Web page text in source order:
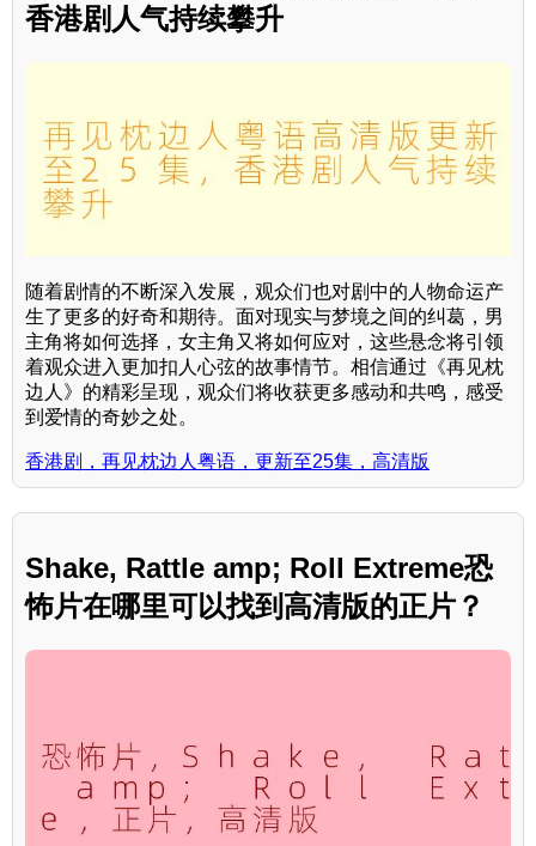
香港剧人气持续攀升
随着剧情的不断深入发展，观众们也对剧中的人物命运产
生了更多的好奇和期待。面对现实与梦境之间的纠葛，男
主角将如何选择，女主角又将如何应对，这些悬念将引领
着观众进入更加扣人心弦的故事情节。相信通过《再见枕
边人》的精彩呈现，观众们将收获更多感动和共鸣，感受
到爱情的奇妙之处。
香港剧，再见枕边人粤语，更新至25集，高清版
Shake, Rattle amp; Roll Extreme恐
怖片在哪里可以找到高清版的正片？